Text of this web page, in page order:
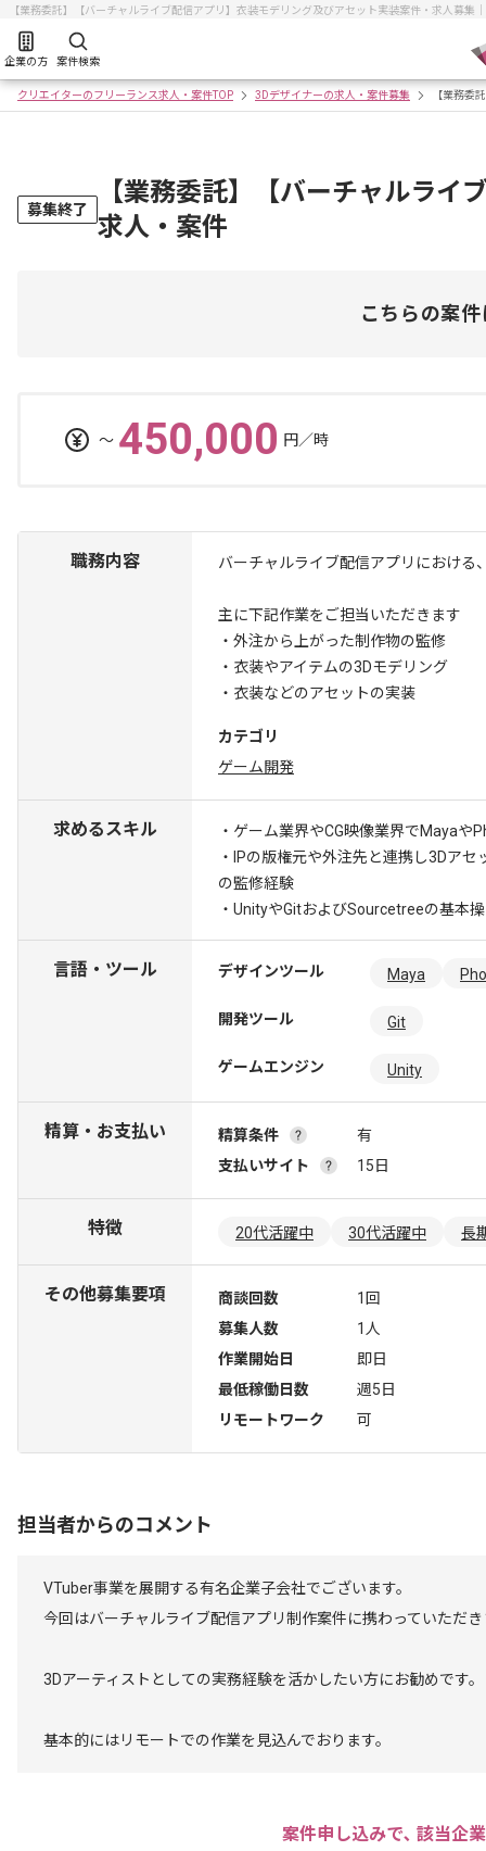
【業務委託】【バーチャルライブ配信アプリ】衣装モデリング及びアセット実装案件・求人募集
企業の方 案件検索
クリエイターのフリーランス求人・案件TOP 3Dデザイナーの求人・案件募集 【業務委
募集終了
【業務委託】【バーチャルライ
求人・案件
こちらの案
〜 450,000 円／時
職務内容 バーチャルライブ配信アプリにおける
主に下記作業をご担当いただきます
・外注から上がった制作物の監修
・衣装やアイテムの3Dモデリング
・衣装などのアセットの実装
カテゴリ
ゲーム開発
求めるスキル
・ゲーム業界やCG映像業界でMaya
・IPの版権元や外注先と連携し3Dア
の監修経験
・UnityやGitおよびSourcetreeの基本
言語・ツール デザインツール Maya
開発ツール Git
ゲームエンジン Unity
精算・お支払い 精算条件
有
支払いサイト
15日
特徴 20代活躍中 30代活躍中 長
その他募集要項 商談回数
1回
募集人数
1人
作業開始日
即日
最低稼働日数
週5日
リモートワーク
可
担当者からのコメント
VTuber事業を展開する有名企業子会社でございます。
今回はバーチャルライブ配信アプリ制作案件に携わっていただき
3Dアーティストとしての実務経験を活かしたい方にお勧めです。
基本的にはリモートでの作業を見込んでおります。
案件申し込みで､ 該当企